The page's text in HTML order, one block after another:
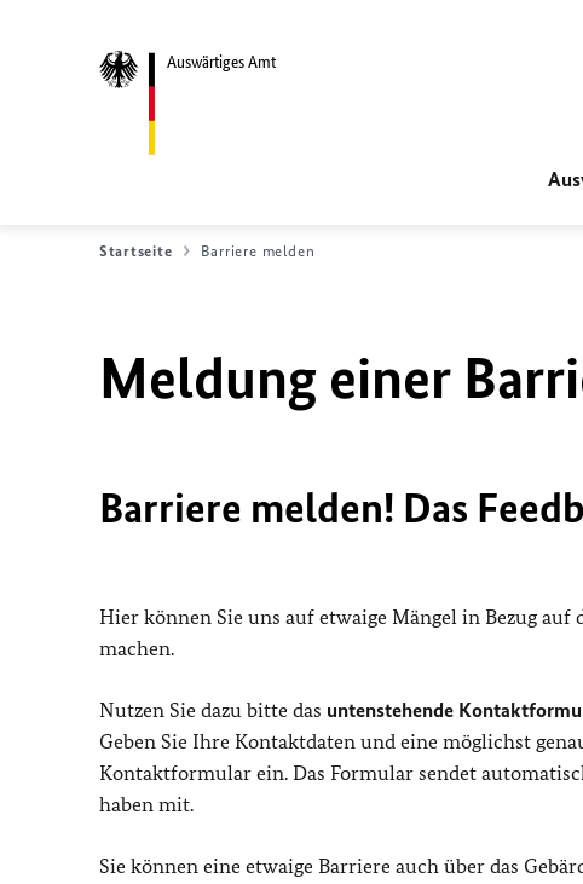
Auswärtiges Amt
Startseite Barriere melden
Meldung einer
Barriere melden! Das
Hier können Sie uns auf etwaige Mängel in Bezug
machen.
Nutzen Sie dazu bitte das untenstehende
Geben Sie Ihre Kontaktdaten und eine möglichst
Kontaktformular ein. Das Formular sendet
haben mit.
Sie können eine etwaige Barriere auch über das